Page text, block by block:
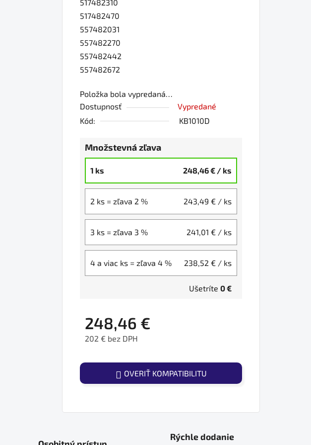
517482310
517482470
557482031
557482270
557482442
557482672
Položka bola vypredaná…
Dostupnosť
Vypredané
Kód:
KB1010D
Množstevná zľava
1 ks 248,46 € / ks
2 ks = zľava 2 % 243,49 € / ks
3 ks = zľava 3 % 241,01 € / ks
4 a viac ks = zľava 4 % 238,52 € / ks
Ušetríte 0 €
248,46 €
202 € bez DPH
OVERIŤ KOMPATIBILITU
Rýchle dodanie